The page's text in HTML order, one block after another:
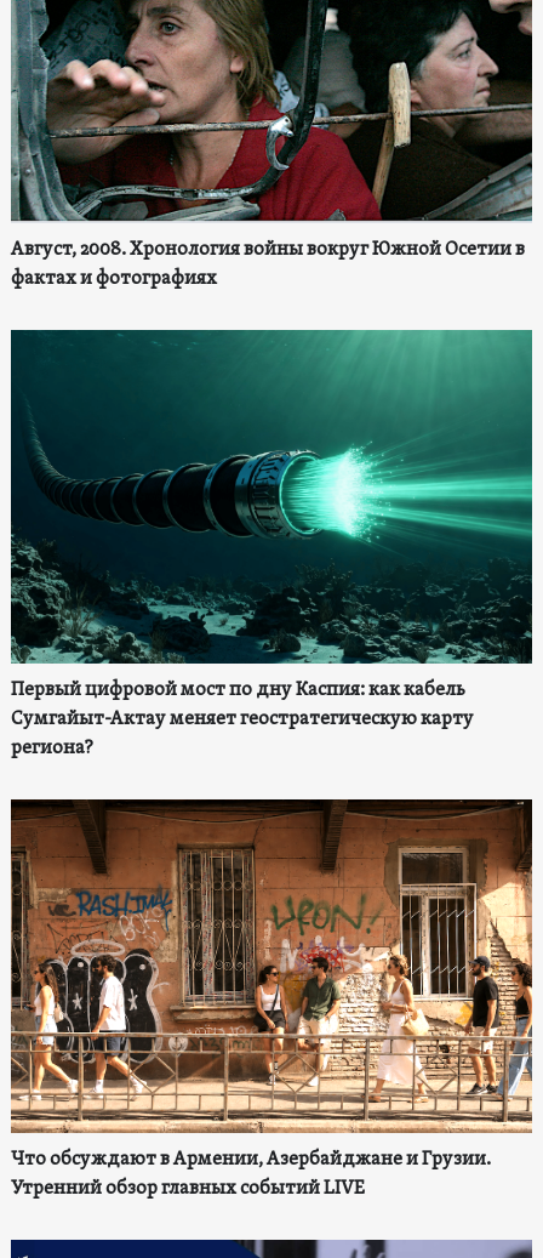
Август, 2008. Хронология войны вокруг Южной Осетии в
фактах и фотографиях
Первый цифровой мост по дну Каспия: как кабель
Сумгайыт-Актау меняет геостратегическую карту
региона?
Что обсуждают в Армении, Азербайджане и Грузии.
Утренний обзор главных событий LIVE